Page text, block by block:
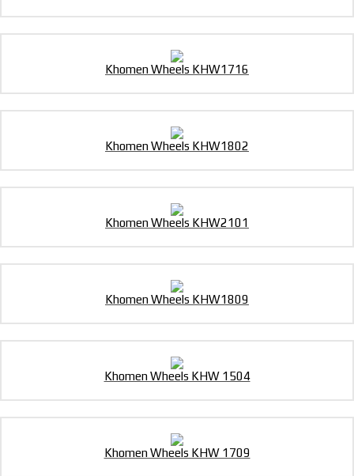
Khomen Wheels KHW1716
Khomen Wheels KHW1802
Khomen Wheels KHW2101
Khomen Wheels KHW1809
Khomen Wheels KHW 1504
Khomen Wheels KHW 1709